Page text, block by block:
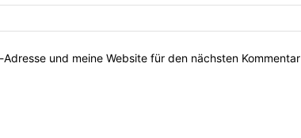
und meine Website für den nächsten Kommentar